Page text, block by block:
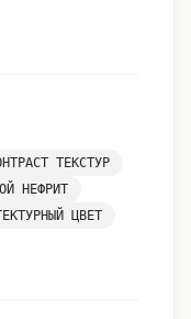
ТЕКСТУР
НЕФРИТ
ЦВЕТ